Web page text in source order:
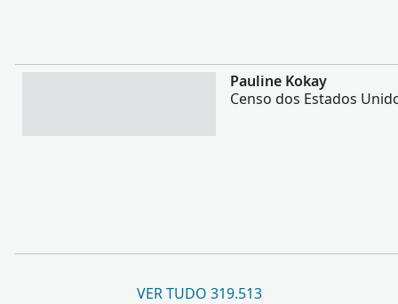
Pauline Kokay
Censo dos Estados
VER TUDO 319.513